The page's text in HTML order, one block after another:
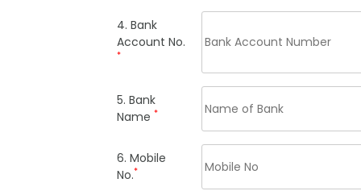
4. Bank
Account No.
*
5. Bank
Name *
6. Mobile
No.*